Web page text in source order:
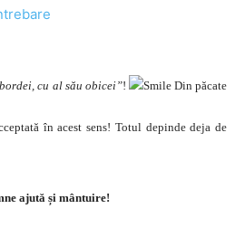
cu al său obicei”! Din păcate
în acest sens! Totul depinde deja de
ajută și mântuire!